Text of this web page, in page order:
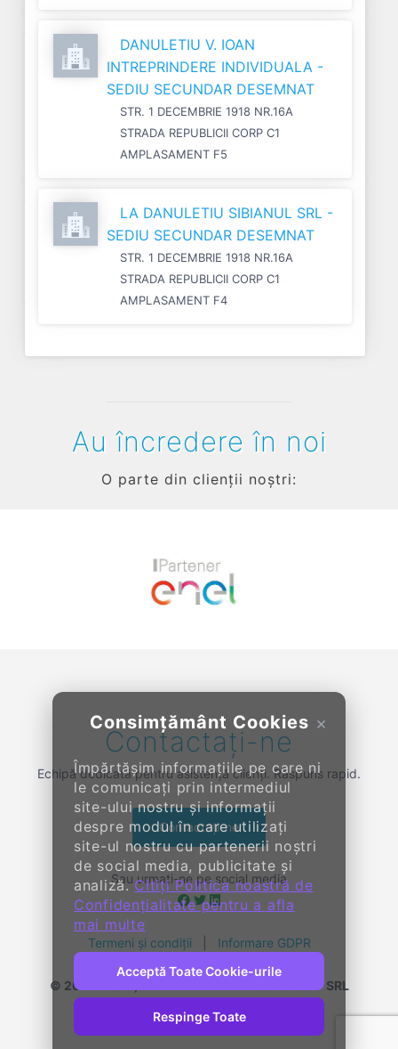
DANULETIU V. IOAN
INTREPRINDERE INDIVIDUALA -
SEDIU SECUNDAR DESEMNAT
STR. 1 DECEMBRIE 1918 NR.16A
STRADA REPUBLICII CORP C1
AMPLASAMENT F5
LA DANULETIU SIBIANUL SRL -
SEDIU SECUNDAR DESEMNAT
STR. 1 DECEMBRIE 1918 NR.16A
STRADA REPUBLICII CORP C1
AMPLASAMENT F4
×
Consimțământ Cookies
Împărtășim informațiile pe care ni
le comunicați prin intermediul
site-ului nostru și informații
despre modul în care utilizați
site-ul nostru cu partenerii noștri
de social media, publicitate și
analiză.Citiți Politica noastră de
Confidențialitate pentru a afla
mai multe
Acceptă Toate Cookie-urile
Respinge Toate
Au încredere în noi
O parte din clienții noștri:
Contactați-ne
Echipă dedicată pentru asistență clienți. Răspuns rapid.
Contactați-ne
Sau urmați-ne pe social media
Termeni și condiții Informare GDPR
© 2014-
2026, KENDALL ENTERPRISE GROUP SRL